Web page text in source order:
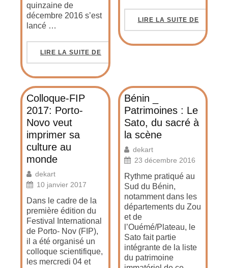
quinzaine de
décembre 2016 s’est
lancé …
LIRE LA SUITE DE
LIRE LA SUITE DE
Colloque-FIP
2017: Porto-
Novo veut
imprimer sa
culture au
monde
dekart
10 janvier 2017
Dans le cadre de la
première édition du
Festival International
de Porto- Nov (FIP),
il a été organisé un
colloque scientifique,
les mercredi 04 et
Bénin _
Patrimoines : Le
Sato, du sacré à
la scène
dekart
23 décembre 2016
Rythme pratiqué au
Sud du Bénin,
notamment dans les
départements du Zou
et de
l’Ouémé/Plateau, le
Sato fait partie
intégrante de la liste
du patrimoine